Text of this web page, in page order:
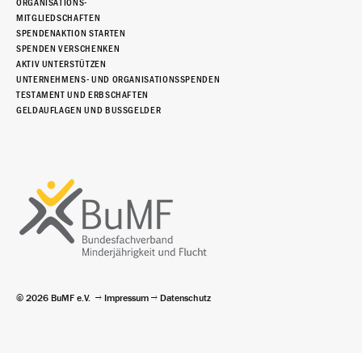
ORGANISATIONS-
MITGLIEDSCHAFTEN
SPENDENAKTION STARTEN
SPENDEN VERSCHENKEN
AKTIV UNTERSTÜTZEN
UNTERNEHMENS- UND ORGANISATIONSSPENDEN
TESTAMENT UND ERBSCHAFTEN
GELDAUFLAGEN UND BUSSGELDER
© 2026 BuMF e.V. Impressum Datenschutz